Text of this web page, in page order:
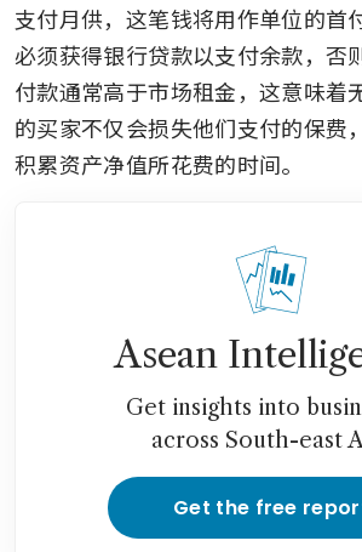
支付月供，这笔钱将用作单位的首
必须获得银行贷款以支付余款，否
付款通常高于市场租金，这意味着
的买家不仅会损失他们支付的保费
积累资产净值所花费的时间。
Asean
Get insights into
across South-east
Get the free